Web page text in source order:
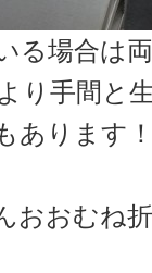
る場合は
り手間と
あります
おおむね